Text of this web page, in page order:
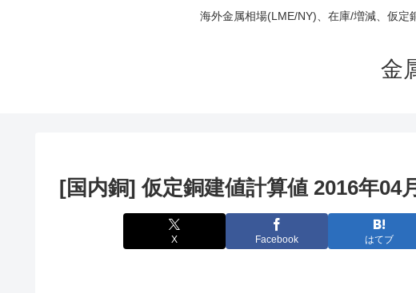
海外金属相場(LME/NY)、在庫/増減、仮
金
[国内銅] 仮定銅建値計算値 2016年04
X Facebook はてブ